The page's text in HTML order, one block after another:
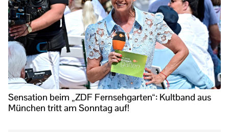
Sensation beim „ZDF Fernsehgarten“: Kultband aus
München tritt am Sonntag auf!